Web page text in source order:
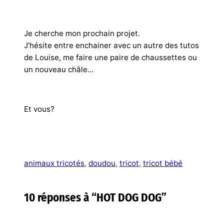
Je cherche mon prochain projet.
J’hésite entre enchainer avec un autre des tutos
de Louise, me faire une paire de chaussettes ou
un nouveau châle…
Et vous?
animaux tricotés, doudou, tricot, tricot bébé
10 réponses à “HOT DOG DOG”